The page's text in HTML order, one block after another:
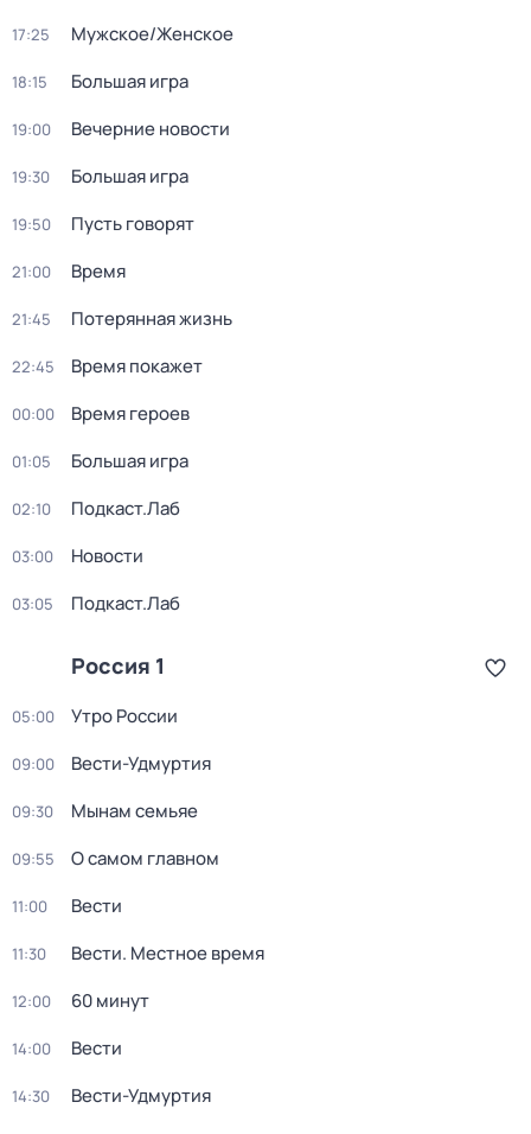
17:25 Мужское/Женское
18:15 Большая игра
19:00 Вечерние новости
19:30 Большая игра
19:50 Пусть говорят
21:00 Время
21:45 Потерянная жизнь
22:45 Время покажет
00:00 Время героев
01:05 Большая игра
02:10 Подкаст.Лаб
03:00 Новости
03:05 Подкаст.Лаб
Россия 1
05:00 Утро России
09:00 Вести-Удмуртия
09:30 Мынам семьяе
09:55 О самом главном
11:00 Вести
11:30 Вести. Местное время
12:00 60 минут
14:00 Вести
14:30 Вести-Удмуртия